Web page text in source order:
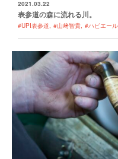
2021.03.22
表参道の森に流れる川。
#UPI表参道 #山﨑智貴 #ハビエー